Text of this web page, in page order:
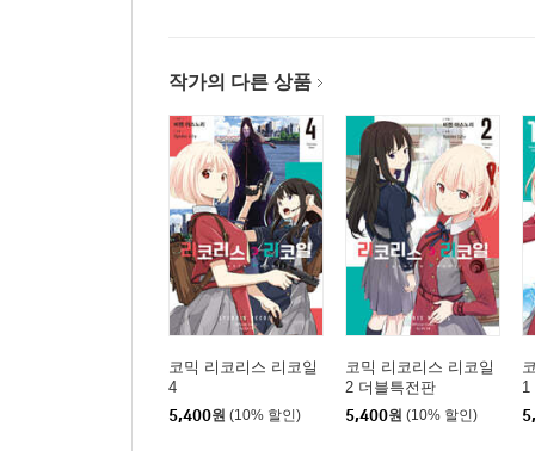
작가의 다른 상품
코믹 리코리스 리코일
4
5,400원 (10% 할인)
코믹 리코리스 리코일
2 더블특전판
5,400원 (10% 할인)
1